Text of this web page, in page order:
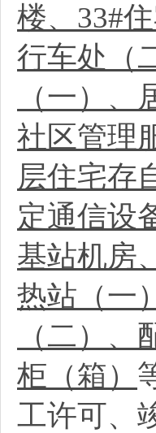
楼、33#
行车处（
（一）
社区管理
层住宅存
定通信设
基站机房
热站（一
（二）
柜（箱）
工许可、